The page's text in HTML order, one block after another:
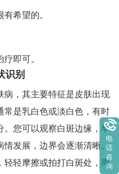
希望的。
即可。
识别
病，其主要特征是皮肤出现
常是乳白色或淡白色，有时
。您可以观察白斑边缘，早
情发展，边界会逐渐清晰。
轻轻摩擦或拍打白斑处，周
电
话
咨
询